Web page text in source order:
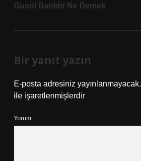
Gusül Batıldır Ne Demek
Bir yanıt yazın
E-posta adresiniz yayınlanmayacak.
ile işaretlenmişlerdir
Yorum